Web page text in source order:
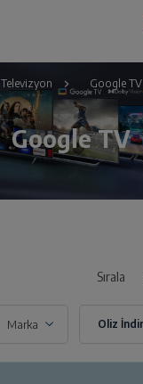
Televizyon Google TV
Google TV
Sırala
Marka